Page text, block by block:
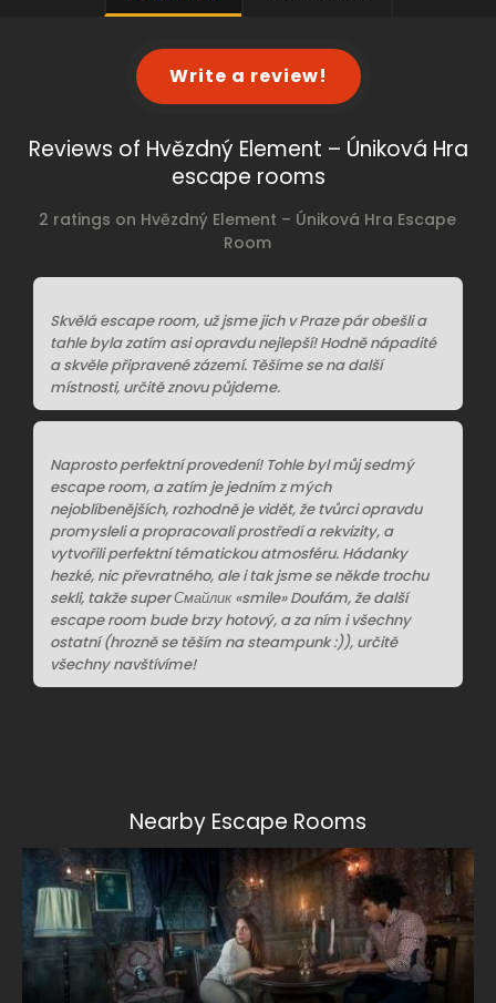
Write a review!
Reviews of Hvězdný Element – Úniková Hra
escape rooms
2 ratings on Hvězdný Element – Úniková Hra Escape
Room
Skvělá escape room, už jsme jich v Praze pár obešli a
tahle byla zatím asi opravdu nejlepší! Hodně nápadité
a skvěle připravené zázemí. Těšíme se na další
místnosti, určitě znovu půjdeme.
Naprosto perfektní provedení! Tohle byl můj sedmý
escape room, a zatím je jedním z mých
nejoblíbenějších, rozhodně je vidět, že tvůrci opravdu
promysleli a propracovali prostředí a rekvizity, a
vytvořili perfektní tématickou atmosféru. Hádanky
hezké, nic převratného, ale i tak jsme se někde trochu
sekli, takže super Смайлик «smile» Doufám, že další
escape room bude brzy hotový, a za ním i všechny
ostatní (hrozně se těším na steampunk :)), určitě
všechny navštívíme!
Nearby Escape Rooms